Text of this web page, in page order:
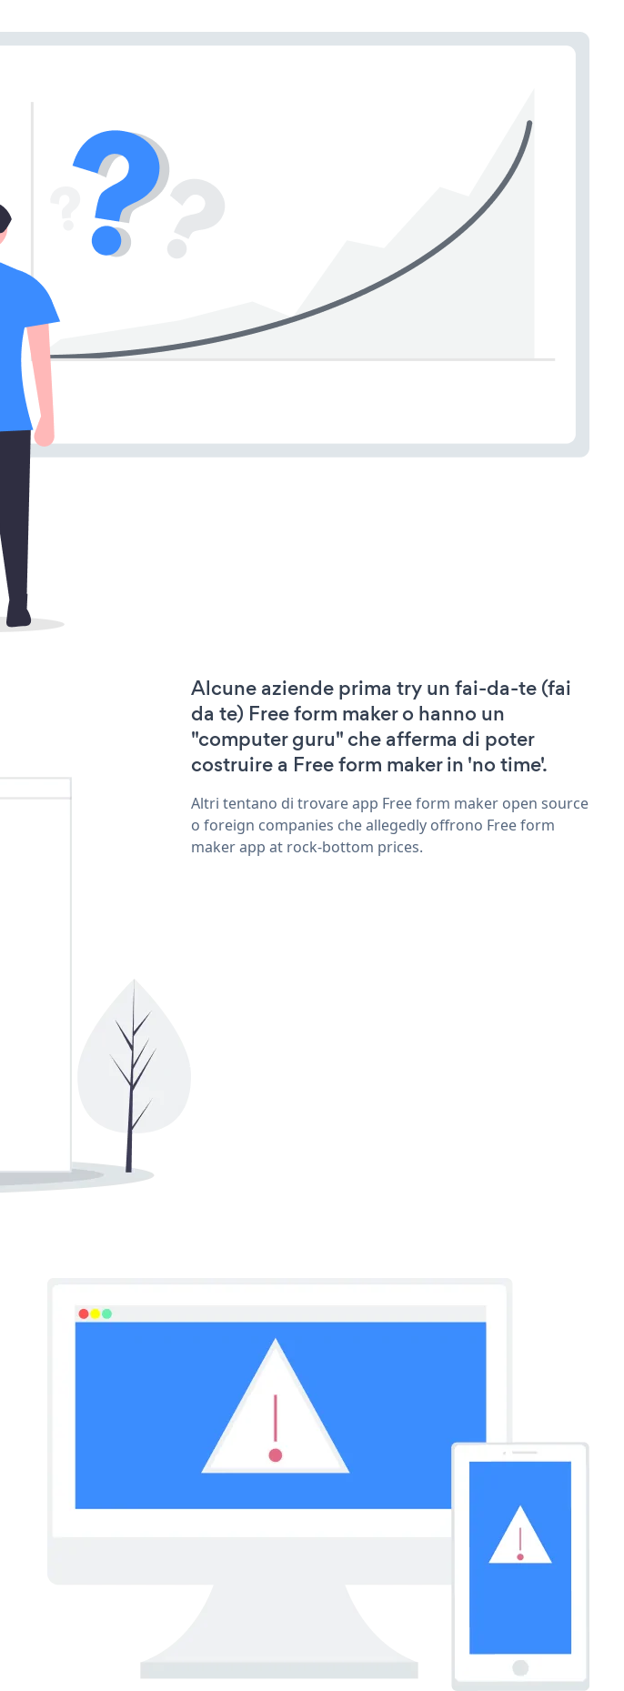
Alcune aziende prima try un fai-da-te (fai
da te) Free form maker o hanno un
"computer guru" che afferma di poter
costruire a Free form maker in 'no time'.
Altri tentano di trovare app Free form maker open source
o foreign companies che allegedly offrono Free form
maker app at rock-bottom prices.